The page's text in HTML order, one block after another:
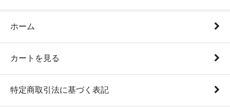
ホーム
カートを見る
特定商取引法に基づく表記